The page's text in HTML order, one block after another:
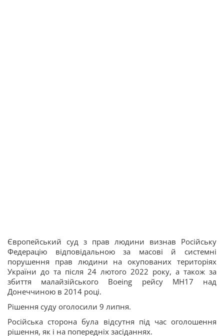
Європейський суд з прав людини визнав Російську
Федерацію відповідальною за масові й системні
порушення прав людини на окупованих територіях
України до та після 24 лютого 2022 року, а також за
збиття малайзійського Boeing рейсу MH17 над
Донеччиною в 2014 році.
Рішення суду оголосили 9 липня.
Російська сторона була відсутня під час оголошення
рішення, як і на попередніх засіданнях.